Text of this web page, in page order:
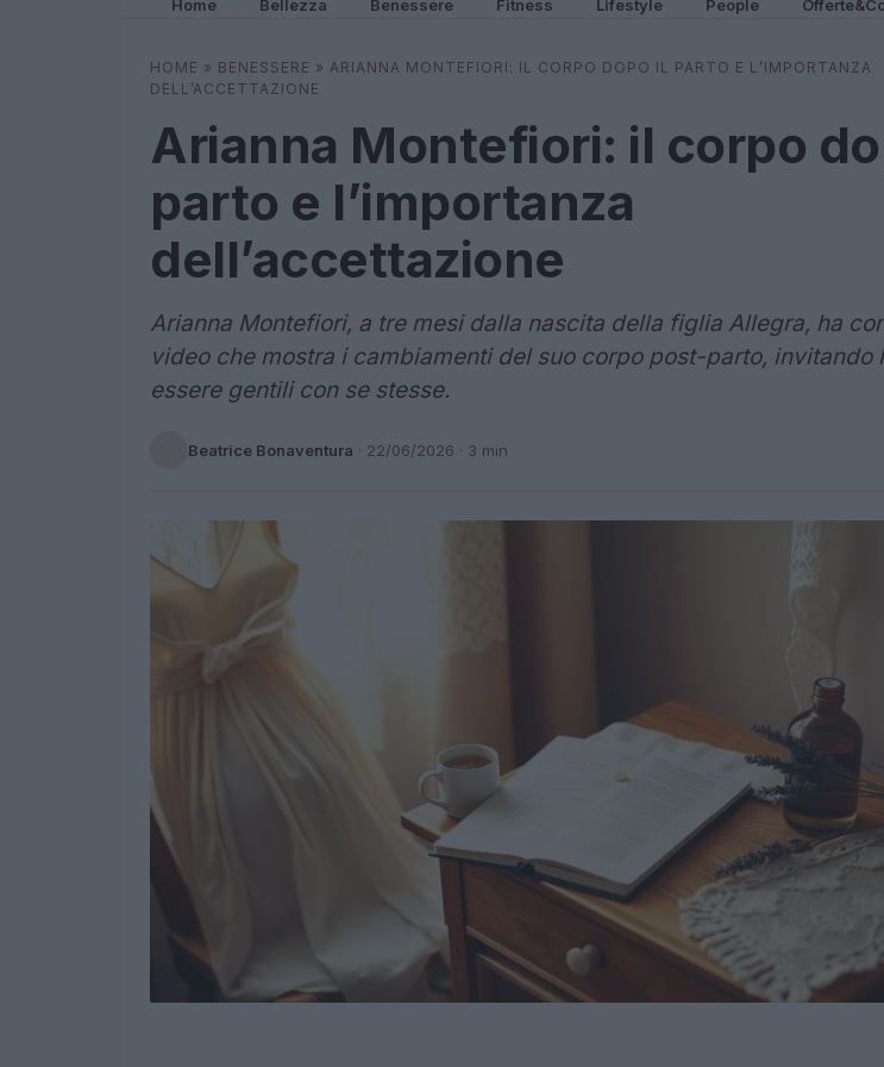
Home Bellezza Benessere Fitness Lifestyle People
HOME » BENESSERE » ARIANNA MONTEFIORI: IL CORPO DOPO IL PARTO E L’IMPORTANZA
DELL’ACCETTAZIONE
Arianna Montefiori: il corpo
parto e l’importanza
dell’accettazione
Arianna Montefiori, a tre mesi dalla nascita della figlia Allegra, ha
video che mostra i cambiamenti del suo corpo post-parto, invitando
essere gentili con se stesse.
Beatrice Bonaventura · 22/06/2026 · 3 min